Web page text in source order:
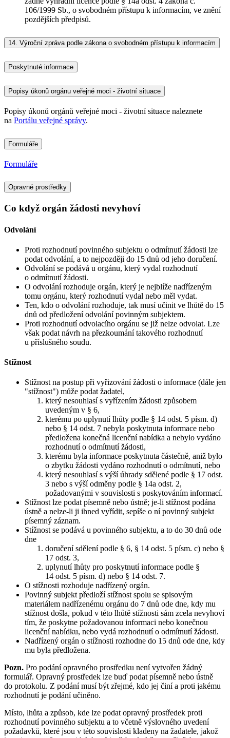
106/1999 Sb., o svobodném přístupu k informacím, ve znění
pozdějších předpisů.
14. Výroční zpráva podle zákona o svobodném přístupu k informacím
Poskytnuté informace
Popisy úkonů orgánu veřejné moci - životní situace
Popisy úkonů orgánů veřejné moci - životní situace naleznete
na Portálu veřejné správy.
Formuláře
Formuláře
Opravné prostředky
Co když orgán žádosti nevyhoví
Odvolání
Proti rozhodnutí povinného subjektu o odmítnutí žádosti lze
podat odvolání, a to nejpozději do 15 dnů od jeho doručení.
Odvolání se podává u orgánu, který vydal rozhodnutí
o odmítnutí žádosti.
O odvolání rozhoduje orgán, který je nejblíže nadřízeným
tomu orgánu, který rozhodnutí vydal nebo měl vydat.
Ten, kdo o odvolání rozhoduje, tak musí učinit ve lhůtě do 15
dnů od předložení odvolání povinným subjektem.
Proti rozhodnutí odvolacího orgánu se již nelze odvolat. Lze
však podat návrh na přezkoumání takového rozhodnutí
u příslušného soudu.
Stížnost
Stížnost na postup při vyřizování žádosti o informace (dále jen
"stížnost") může podat žadatel,
který nesouhlasí s vyřízením žádosti způsobem
uvedeným v § 6,
kterému po uplynutí lhůty podle § 14 odst. 5 písm. d)
nebo § 14 odst. 7 nebyla poskytnuta informace nebo
předložena konečná licenční nabídka a nebylo vydáno
rozhodnutí o odmítnutí žádosti,
kterému byla informace poskytnuta částečně, aniž bylo
o zbytku žádosti vydáno rozhodnutí o odmítnutí, nebo
který nesouhlasí s výší úhrady sdělené podle § 17 odst.
3 nebo s výší odměny podle § 14a odst. 2,
požadovanými v souvislosti s poskytováním informací.
Stížnost lze podat písemně nebo ústně; je-li stížnost podána
ústně a nelze-li ji ihned vyřídit, sepíše o ní povinný subjekt
písemný záznam.
Stížnost se podává u povinného subjektu, a to do 30 dnů ode
dne
doručení sdělení podle § 6, § 14 odst. 5 písm. c) nebo §
17 odst. 3,
uplynutí lhůty pro poskytnutí informace podle §
14 odst. 5 písm. d) nebo § 14 odst. 7.
O stížnosti rozhoduje nadřízený orgán.
Povinný subjekt předloží stížnost spolu se spisovým
materiálem nadřízenému orgánu do 7 dnů ode dne, kdy mu
stížnost došla, pokud v této lhůtě stížnosti sám zcela nevyhoví
tím, že poskytne požadovanou informaci nebo konečnou
licenční nabídku, nebo vydá rozhodnutí o odmítnutí žádosti.
Nadřízený orgán o stížnosti rozhodne do 15 dnů ode dne, kdy
mu byla předložena.
Pozn. Pro podání opravného prostředku není vytvořen žádný
formulář. Opravný prostředek lze buď podat písemně nebo ústně
do protokolu. Z podání musí být zřejmé, kdo jej činí a proti jakému
rozhodnutí je podání učiněno.
Místo, lhůta a způsob, kde lze podat opravný prostředek proti
rozhodnutí povinného subjektu a to včetně výslovného uvedení
požadavků, které jsou v této souvislosti kladeny na žadatele, jakož